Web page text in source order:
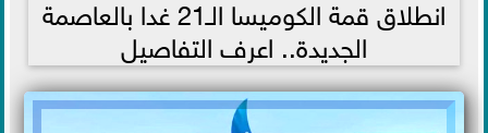
انطلاق قمة الكوميسا الـ21 غدا بالعاصمة
الجديدة.. اعرف التفاصيل